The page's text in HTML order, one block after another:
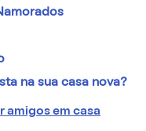
na sua casa nova?
amigos em casa